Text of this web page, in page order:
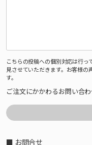
こちらの投稿への個別対応は行
見させていただきます。お客様の
す。
ご注文にかかわるお問い合
■ お問合せ